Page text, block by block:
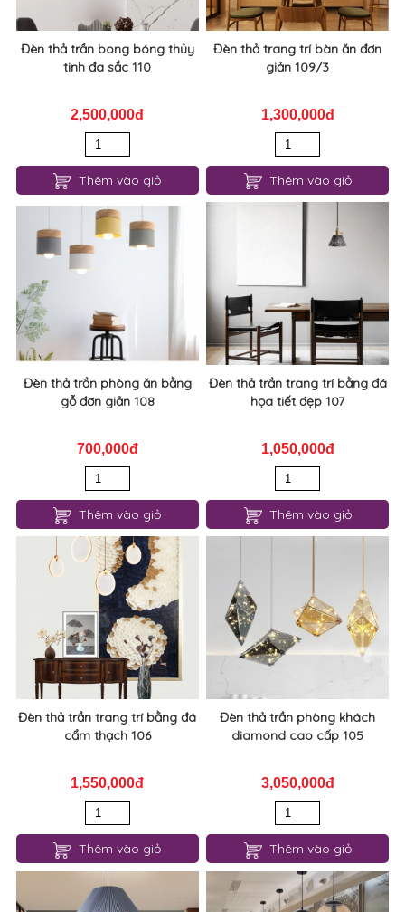
Đèn thả trần bong bóng thủy
tinh đa sắc 110
2,500,000đ
Thêm vào giỏ
Đèn thả trang trí bàn ăn đơn
giản 109/3
1,300,000đ
Thêm vào giỏ
Đèn thả trần phòng ăn bằng
gỗ đơn giản 108
700,000đ
Thêm vào giỏ
Đèn thả trần trang trí bằng đá
họa tiết đẹp 107
1,050,000đ
Thêm vào giỏ
Đèn thả trần trang trí bằng đá
cẩm thạch 106
1,550,000đ
Thêm vào giỏ
Đèn thả trần phòng khách
diamond cao cấp 105
3,050,000đ
Thêm vào giỏ